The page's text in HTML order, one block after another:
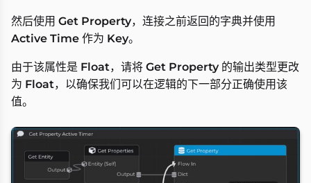
然后使用 Get Property，连接之前返回的字典并使用
Active Time 作为 Key。
由于该属性是 Float，请将 Get Property的输出类型更改
为 Float，以确保我们可以在逻辑的下一部分正确使用该
值。